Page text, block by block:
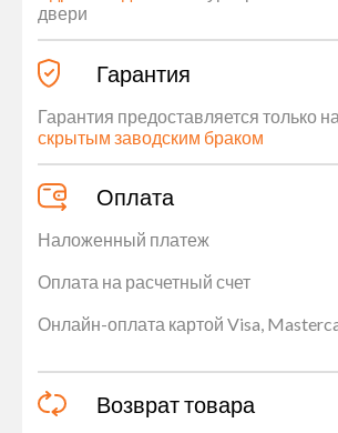
двери
Гарантия
Гарантия предоставляется только
скрытым заводским браком
Оплата
Наложенный платеж
Оплата на расчетный счет
Онлайн-оплата картой Visa,
Возврат товара